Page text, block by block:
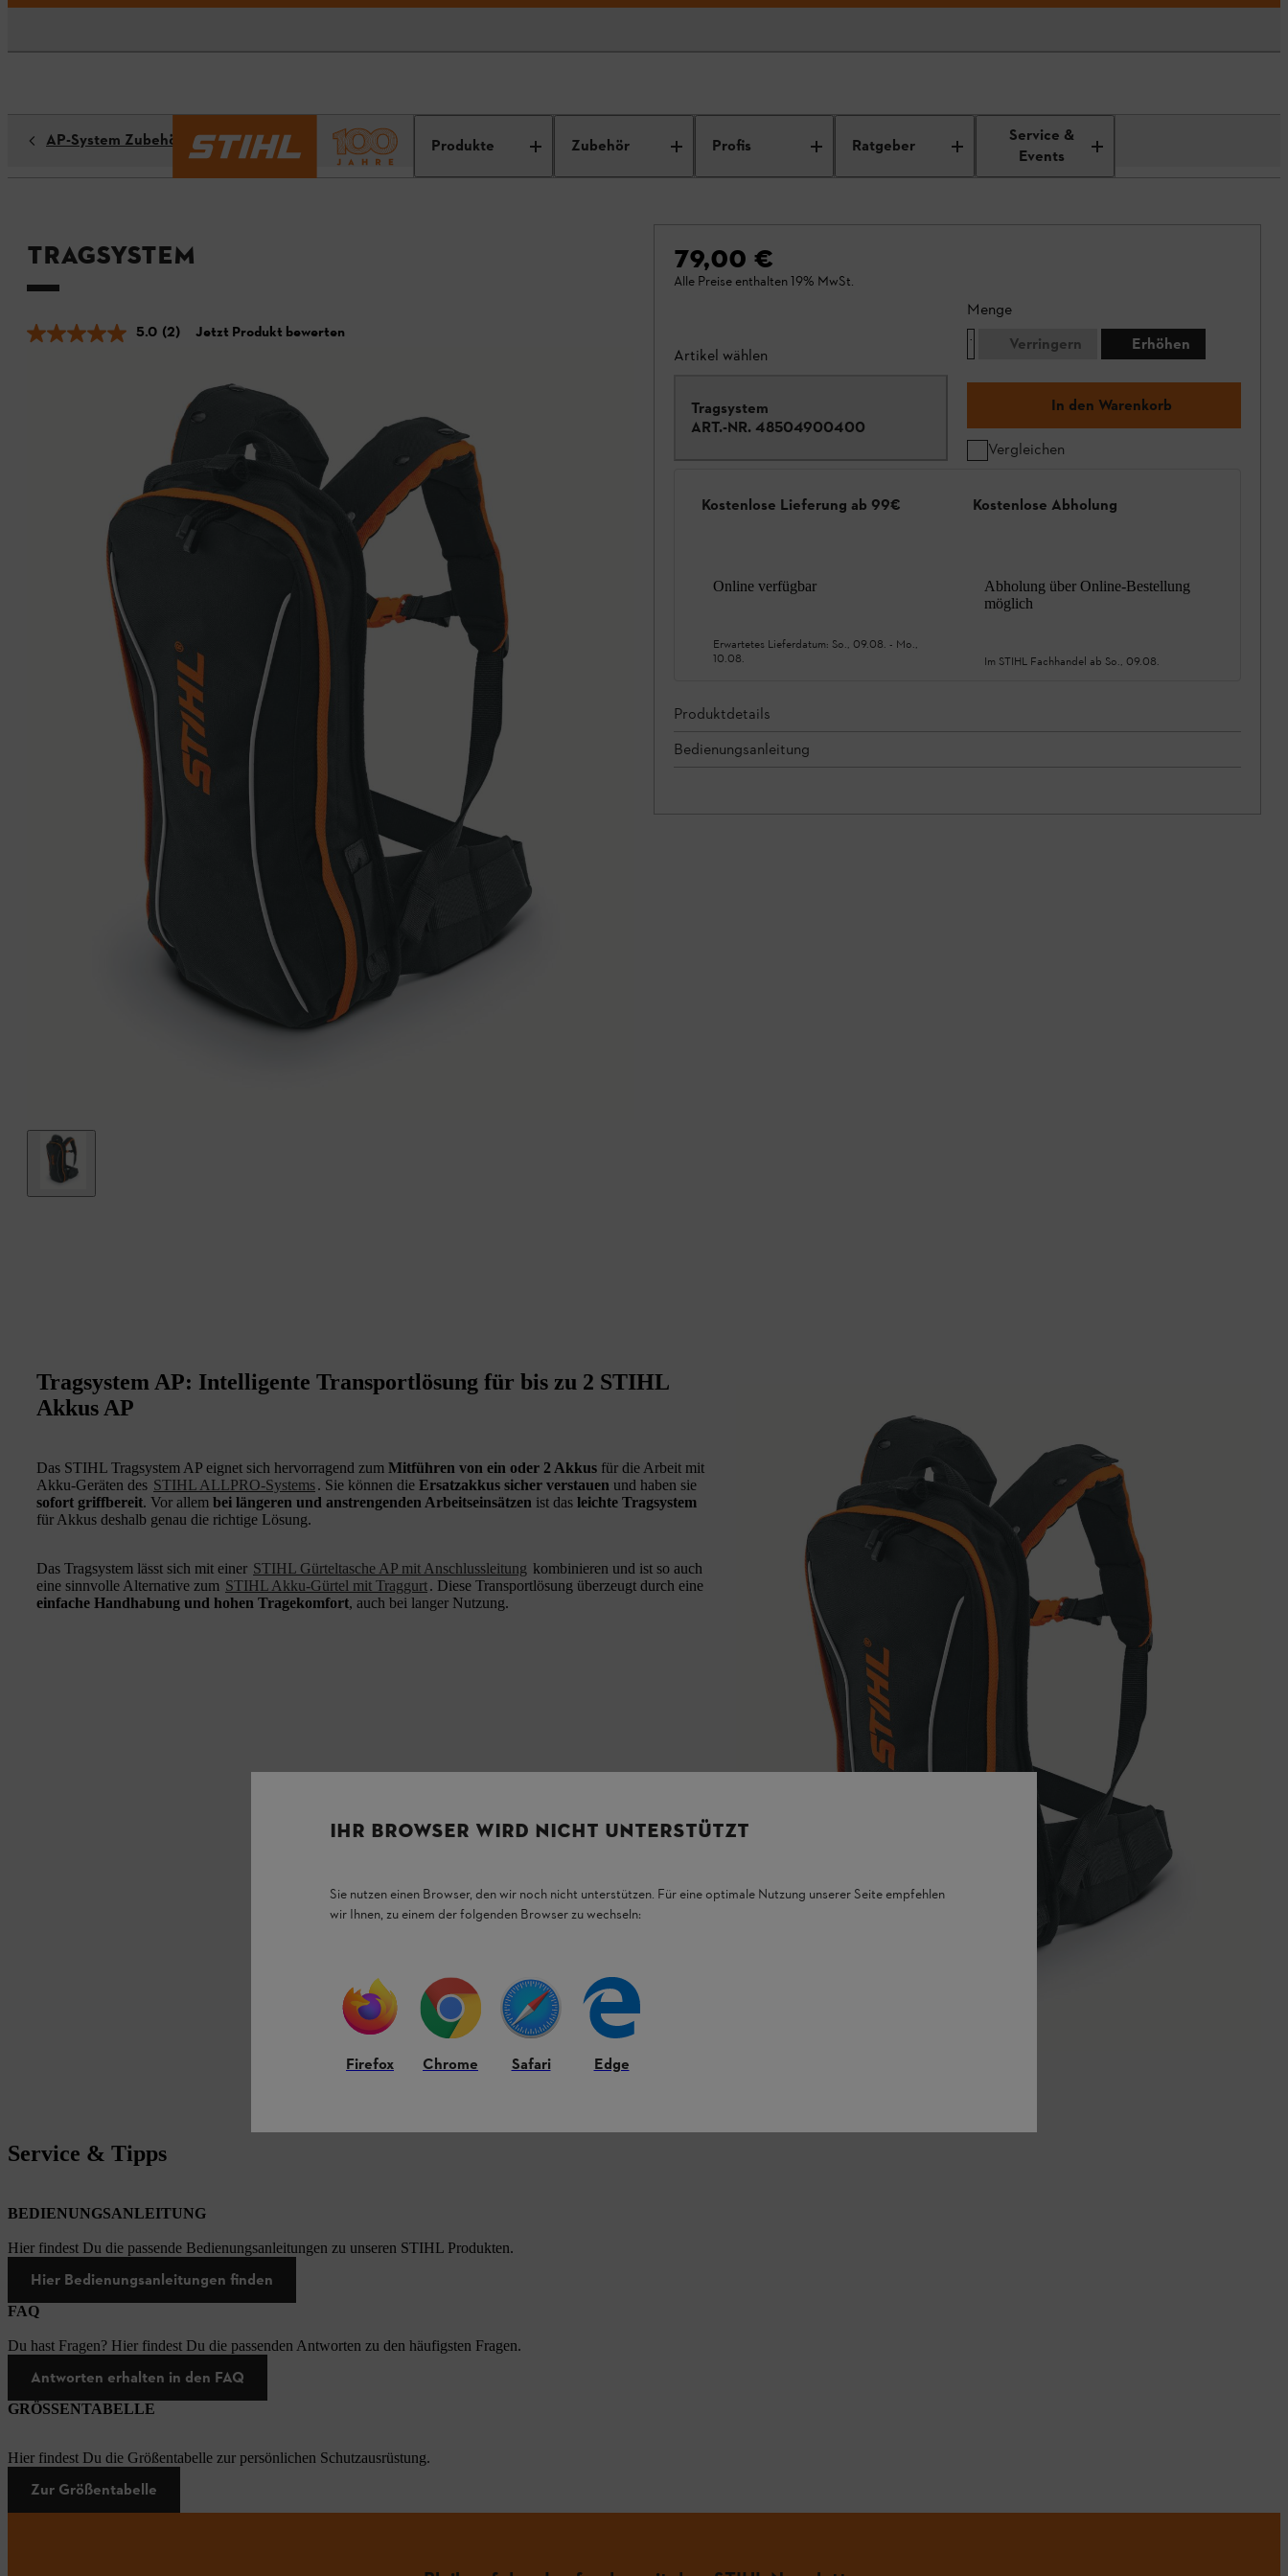
Produkte Zubehör Profis Ratgeber
Service &
Events
AP-System Zubehör
Tragsystem
5.0 (2) Jetzt Produkt bewerten
79,00 €
Alle Preise enthalten 19% MwSt.
Artikel wählen
Tragsystem
ART.-NR. 48504900400
Menge
Verringern
Erhöhen
In den Warenkorb
Vergleichen
Kostenlose Lieferung ab 99€
Online verfügbar
Erwartetes Lieferdatum: So., 09.08. - Mo.,
10.08.
Kostenlose Abholung
Abholung über Online-Bestellung
möglich
Im STIHL Fachhandel ab So., 09.08.
Produktdetails
Bedienungsanleitung
Tragsystem AP: Intelligente Transportlösung für bis zu 2 STIHL
Akkus AP
Das STIHL Tragsystem AP eignet sich hervorragend zum Mitführen von ein oder 2 Akkus für die Arbeit mit
Akku-Geräten des STIHL ALLPRO-Systems. Sie können die Ersatzakkus sicher verstauen und haben sie
sofort griffbereit. Vor allem bei längeren und anstrengenden Arbeitseinsätzen ist das leichte Tragsystem
für Akkus deshalb genau die richtige Lösung.
Das Tragsystem lässt sich mit einer STIHL Gürteltasche AP mit Anschlussleitung kombinieren und ist so auch
eine sinnvolle Alternative zum STIHL Akku-Gürtel mit Traggurt. Diese Transportlösung überzeugt durch eine
einfache Handhabung und hohen Tragekomfort, auch bei langer Nutzung.
Service & Tipps
BEDIENUNGSANLEITUNG
Hier findest Du die passende Bedienungsanleitungen zu unseren STIHL Produkten.
Hier Bedienungsanleitungen finden
FAQ
Du hast Fragen? Hier findest Du die passenden Antworten zu den häufigsten Fragen.
Antworten erhalten in den FAQ
GRÖSSENTABELLE
Hier findest Du die Größentabelle zur persönlichen Schutzausrüstung.
Zur Größentabelle
IHR BROWSER WIRD NICHT UNTERSTÜTZT
Sie nutzen einen Browser, den wir noch nicht unterstützen. Für eine optimale Nutzung unserer Seite empfehlen
wir Ihnen, zu einem der folgenden Browser zu wechseln:
Firefox Chrome Safari Edge